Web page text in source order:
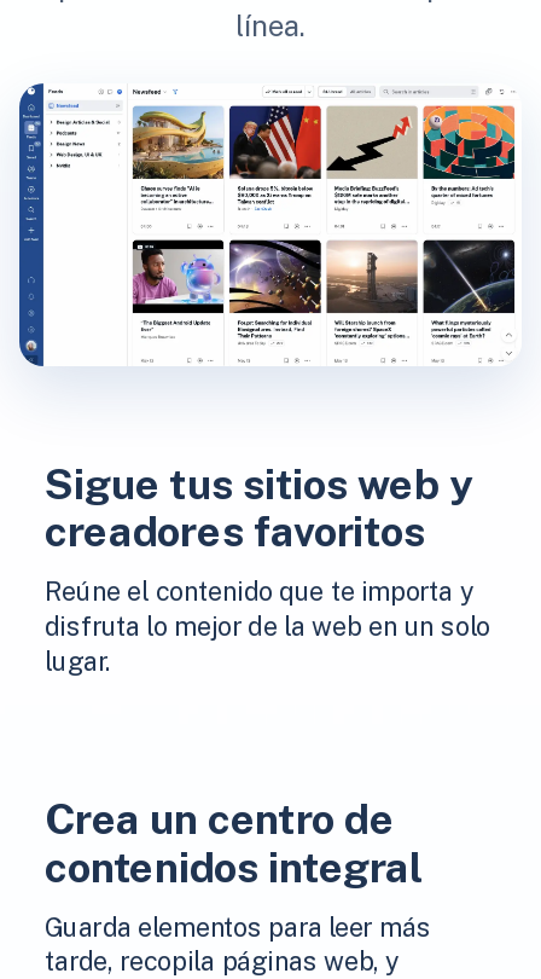
línea.
Sigue tus sitios web y
creadores favoritos
Reúne el contenido que te importa y
disfruta lo mejor de la web en un solo
lugar.
Crea un centro de
contenidos integral
Guarda elementos para leer más
tarde, recopila páginas web, y